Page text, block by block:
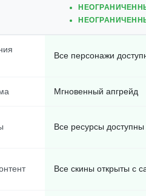
Все персонажи
Мгновенный апгрейд
Все ресурсы доступны
Все скины открыты с